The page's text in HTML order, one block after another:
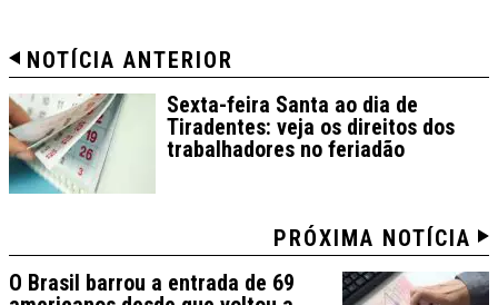
NOTÍCIA ANTERIOR
Sexta-feira Santa ao dia de
Tiradentes: veja os direitos dos
trabalhadores no feriadão
PRÓXIMA NOTÍCIA
O Brasil barrou a entrada de 69